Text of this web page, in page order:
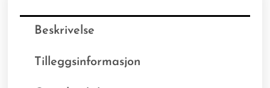
Beskrivelse
Tilleggsinformasjon